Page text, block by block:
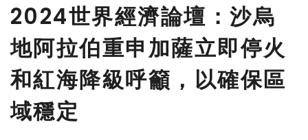
2024世界經濟論壇：沙烏
地阿拉伯重申加薩立即停火
和紅海降級呼籲，以確保區
域穩定